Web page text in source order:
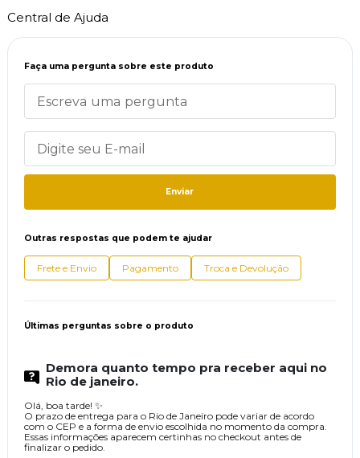
Central de Ajuda
Faça uma pergunta sobre este produto
Enviar
Outras respostas que podem te ajudar
Frete e Envio Pagamento Troca e Devolução
Últimas perguntas sobre o produto
Demora quanto tempo pra receber aqui no
Rio de janeiro.
Olá, boa tarde! ✨
O prazo de entrega para o Rio de Janeiro pode variar de acordo
com o CEP e a forma de envio escolhida no momento da compra.
Essas informações aparecem certinhas no checkout antes de
finalizar o pedido.